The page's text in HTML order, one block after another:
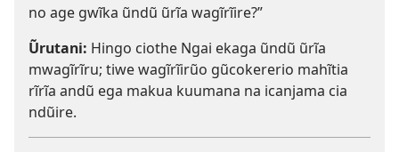
no age gwĩka ũndũ ũrĩa wagĩrĩire?”
Ũrutani: Hingo ciothe Ngai ekaga ũndũ ũrĩa
mwagĩrĩru; tiwe wagĩrĩirũo gũcokererio mahĩtia
rĩrĩa andũ ega makua kuumana na icanjama cia
ndũire.